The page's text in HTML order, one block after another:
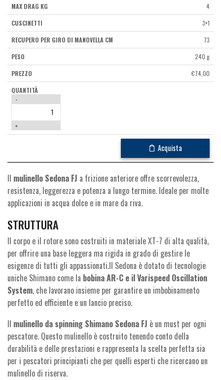
4
3+1
73
240 g
€74,00
-
+
Acquista
Il mulinello Sedona FJ a frizione anteriore offre scorrevolezza,
resistenza, leggerezza e potenza a lungo termine. Ideale per molte
applicazioni in acqua dolce e in mare da riva.
STRUTTURA
Il corpo e il rotore sono costruiti in materiale XT-7 di alta qualità,
per offrire una base leggera ma rigida in grado di gestire le
esigenze di tutti gli appassionati.Il Sedona è dotato di tecnologie
uniche Shimano come la bobina AR-C e il Varispeed Oscillation
System, che lavorano insieme per garantire un imbobinamento
perfetto ed efficiente e un lancio preciso.
Il mulinello da spinning Shimano Sedona FJ è un must per ogni
pescatore. Questo mulinello è costruito tenendo conto della
durabilità e delle prestazioni e rappresenta la scelta perfetta sia
per i pescatori principianti che per quelli esperti che ricercano un
mulinello di riserva.